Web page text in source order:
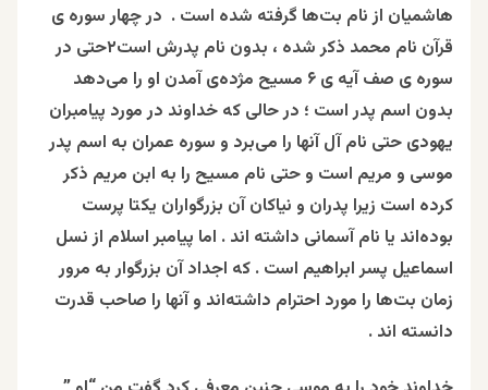
هاشمیان از نام بت‌ها گرفته شده است . در چهار سوره ی
قرآن نام محمد ذکر شده ، بدون نام پدرش است۲حتی در
سوره ی صف آیه‌ ی ۶ مسیح مژده‌ی آمدن او را می‌دهد
بدون اسم پدر است ؛ در حالی که خداوند در مورد پیامبران
یهودی حتی نام آل آنها را می‌برد و سوره عمران به اسم پدر
موسی و مریم است و حتی نام مسیح را به ابن مریم ذکر
کرده است زیرا پدران و نیاکان آن بزرگواران یکتا پرست
بوده‌اند یا نام آسمانی داشته اند . اما پیامبر اسلام از نسل
اسماعیل پسر ابراهیم است . که اجداد آن بزرگوار به مرور
زمان بت‌ها را مورد احترام داشته‌اند و آنها را صاحب قدرت
دانسته اند .